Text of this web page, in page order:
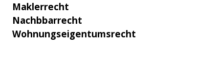
Maklerrecht
Nachbbarrecht
Wohnungseigentumsrecht